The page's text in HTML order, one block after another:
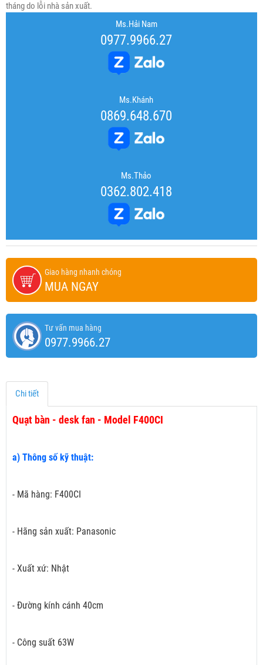
tháng do lỗi nhà sản xuất.
Ms.Hải Nam
0977.9966.27
Ms.Khánh
0869.648.670
Ms.Thảo
0362.802.418
Giao hàng nhanh chóng
MUA NGAY
Tư vấn mua hàng
0977.9966.27
Chi tiết
Quạt bàn - desk fan - Model F400CI
a) Thông số kỹ thuật:
- Mã hàng: F400CI
- Hãng sản xuất: Panasonic
- Xuất xứ: Nhật
- Đường kính cánh 40cm
- Công suất 63W